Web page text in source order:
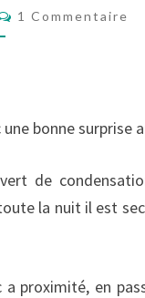
Commentaires
1 Commentaire
bonne surprise
de
la nuit il est
proximité, en